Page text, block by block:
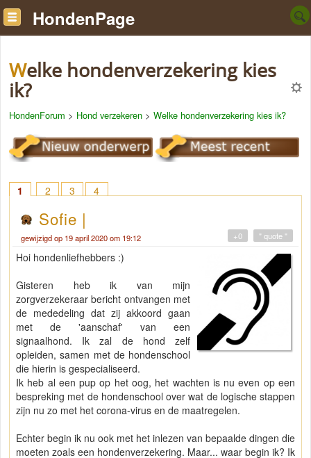
HondenPage
Welke hondenverzekering kies
ik?
HondenForum > Hond verzekeren > Welke hondenverzekering kies ik?
1 2 3 4
Sofie |
gewijzigd op 19 april 2020 om 19:12 " quote "
+0
Hoi hondenliefhebbers :)
Gisteren heb ik van mijn
zorgverzekeraar bericht ontvangen met
de mededeling dat zij akkoord gaan
met de 'aanschaf' van een
signaalhond. Ik zal de hond zelf
opleiden, samen met de hondenschool
die hierin is gespecialiseerd.
Ik heb al een pup op het oog, het wachten is nu even op een
bespreking met de hondenschool over wat de logische stappen
zijn nu zo met het corona-virus en de maatregelen.
Echter begin ik nu ook met het inlezen van bepaalde dingen die
moeten zoals een hondenverzekering. Maar... waar begin ik? Ik